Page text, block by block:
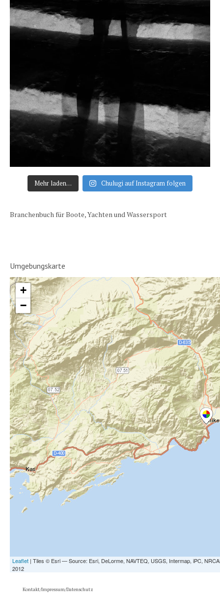
Mehr laden… Chulugi auf Instagram folgen
Branchenbuch für Boote, Yachten und Wassersport
Umgebungskarte
Kontakt/Impressum/Datenschutz